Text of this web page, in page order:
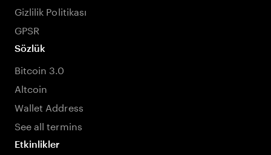
Gizlilik Politikası
GPSR
Sözlük
Bitcoin 3.0
Altcoin
Wallet Address
See all termins
Etkinlikler